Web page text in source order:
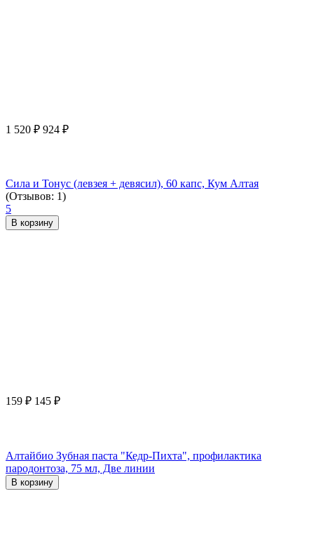
1 520 ₽ 924 ₽
Сила и Тонус (левзея + девясил), 60 капс, Кум Алтая
(Отзывов: 1)
5
В корзину
159 ₽ 145 ₽
Алтайбио Зубная паста "Кедр-Пихта", профилактика
пародонтоза, 75 мл, Две линии
В корзину